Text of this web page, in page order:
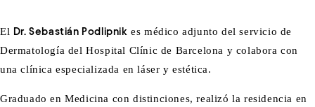
El Dr. Sebastián Podlipnik es médico adjunto del servicio de
Dermatología del Hospital Clínic de Barcelona y colabora con
una clínica especializada en láser y estética.
Graduado en Medicina con distinciones, realizó la residencia en